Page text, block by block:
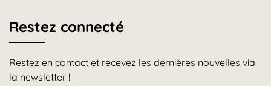
Restez connecté
Restez en contact et recevez les dernières nouvelles via
la newsletter !